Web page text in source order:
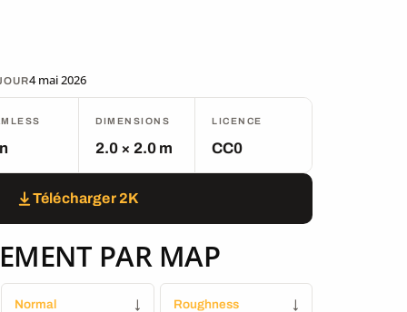
4 mai 2026
DIMENSIONS
2.0 × 2.0 m
LICENCE
CC0
Télécharger 2K
PAR MAP
Normal ↓ Roughness ↓